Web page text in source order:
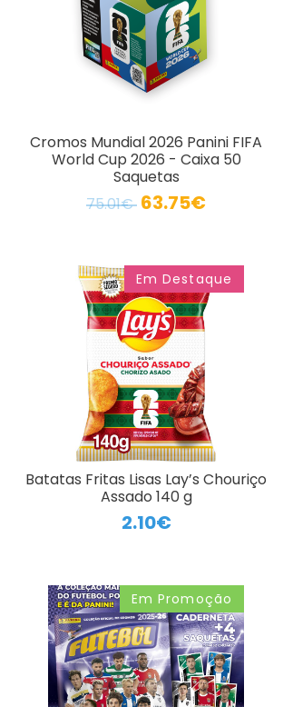
Cromos Mundial 2026 Panini FIFA
World Cup 2026 - Caixa 50
Saquetas
75.01€ 63.75€
Em Destaque
Batatas Fritas Lisas Lay’s Chouriço
Assado 140 g
2.10€
Em Promoção